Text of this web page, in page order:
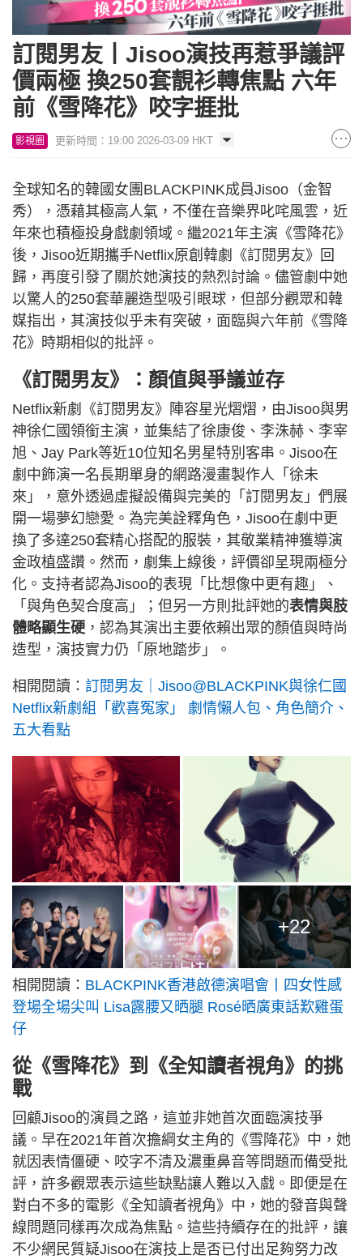
訂閱男友丨Jisoo演技再惹爭議評
價兩極 換250套靚衫轉焦點 六年
前《雪降花》咬字捱批
影視圈 更新時間：19:00 2026-03-09 HKT
全球知名的韓國女團BLACKPINK成員Jisoo（金智
秀），憑藉其極高人氣，不僅在音樂界叱咤風雲，近
年來也積極投身戲劇領域。繼2021年主演《雪降花》
後，Jisoo近期攜手Netflix原創韓劇《訂閱男友》回
歸，再度引發了關於她演技的熱烈討論。儘管劇中她
以驚人的250套華麗造型吸引眼球，但部分觀眾和韓
媒指出，其演技似乎未有突破，面臨與六年前《雪降
花》時期相似的批評。
《訂閱男友》：顏值與爭議並存
Netflix新劇《訂閱男友》陣容星光熠熠，由Jisoo與男
神徐仁國領銜主演，並集結了徐康俊、李洙赫、李宰
旭、Jay Park等近10位知名男星特別客串。Jisoo在
劇中飾演一名長期單身的網路漫畫製作人「徐未
來」，意外透過虛擬設備與完美的「訂閱男友」們展
開一場夢幻戀愛。為完美詮釋角色，Jisoo在劇中更
換了多達250套精心搭配的服裝，其敬業精神獲導演
金政植盛讚。然而，劇集上線後，評價卻呈現兩極分
化。支持者認為Jisoo的表現「比想像中更有趣」、
「與角色契合度高」；但另一方則批評她的表情與肢
體略顯生硬 ，認為其演出主要依賴出眾的顏值與時尚
造型，演技實力仍「原地踏步」。
相開閱讀： 訂閱男友｜Jisoo@BLACKPINK與徐仁國
Netflix新劇組「歡喜冤家」 劇情懶人包、角色簡介、
五大看點
+22
相開閱讀： BLACKPINK香港啟德演唱會丨四女性感
登場全場尖叫 Lisa露腰又晒腿 Rosé晒廣東話歎雞蛋
仔
從《雪降花》到《全知讀者視角》的挑
戰
回顧Jisoo的演員之路，這並非她首次面臨演技爭
議。早在2021年首次擔綱女主角的《雪降花》中，她
就因表情僵硬、咬字不清及濃重鼻音等問題而備受批
評，許多觀眾表示這些缺點讓人難以入戲。即便是在
對白不多的電影《全知讀者視角》中，她的發音與聲
線問題同樣再次成為焦點。這些持續存在的批評，讓
不少網民質疑Jisoo在演技上是否已付出足夠努力改